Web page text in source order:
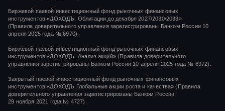
Биржевой паевой инвестиционный фонд рыночных финансовых
инструментов «ДОХОДЪ. Облигации до декабря 2027/2030/2033»
(Правила доверительного управления зарегистрированы Банком России 10
апреля 2025 года № 6970).
Биржевой паевой инвестиционный фонд рыночных финансовых
инструментов «ДОХОДЪ. Анализ акций» (Правила доверительного
управления зарегистрированы Банком России 10 апреля 2025 года № 6972).
Закрытый паевой инвестиционный фонд рыночных финансовых
инструментов«ДОХОДЪ Глобальные акции роста и качества» (Правила
доверительного управления зарегистрированы Банком России
29 ноября 2021 года № 4727).